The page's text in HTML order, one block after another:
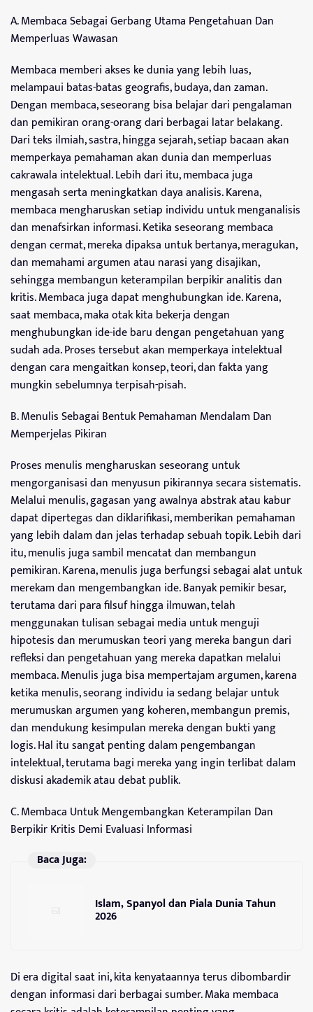
A. Membaca Sebagai Gerbang Utama Pengetahuan Dan
Memperluas Wawasan
Membaca memberi akses ke dunia yang lebih luas,
melampaui batas-batas geografis, budaya, dan zaman.
Dengan membaca, seseorang bisa belajar dari pengalaman
dan pemikiran orang-orang dari berbagai latar belakang.
Dari teks ilmiah, sastra, hingga sejarah, setiap bacaan akan
memperkaya pemahaman akan dunia dan memperluas
cakrawala intelektual. Lebih dari itu, membaca juga
mengasah serta meningkatkan daya analisis. Karena,
membaca mengharuskan setiap individu untuk menganalisis
dan menafsirkan informasi. Ketika seseorang membaca
dengan cermat, mereka dipaksa untuk bertanya, meragukan,
dan memahami argumen atau narasi yang disajikan,
sehingga membangun keterampilan berpikir analitis dan
kritis. Membaca juga dapat menghubungkan ide. Karena,
saat membaca, maka otak kita bekerja dengan
menghubungkan ide-ide baru dengan pengetahuan yang
sudah ada. Proses tersebut akan memperkaya intelektual
dengan cara mengaitkan konsep, teori, dan fakta yang
mungkin sebelumnya terpisah-pisah.
B. Menulis Sebagai Bentuk Pemahaman Mendalam Dan
Memperjelas Pikiran
Proses menulis mengharuskan seseorang untuk
mengorganisasi dan menyusun pikirannya secara sistematis.
Melalui menulis, gagasan yang awalnya abstrak atau kabur
dapat dipertegas dan diklarifikasi, memberikan pemahaman
yang lebih dalam dan jelas terhadap sebuah topik. Lebih dari
itu, menulis juga sambil mencatat dan membangun
pemikiran. Karena, menulis juga berfungsi sebagai alat untuk
merekam dan mengembangkan ide. Banyak pemikir besar,
terutama dari para filsuf hingga ilmuwan, telah
menggunakan tulisan sebagai media untuk menguji
hipotesis dan merumuskan teori yang mereka bangun dari
refleksi dan pengetahuan yang mereka dapatkan melalui
membaca. Menulis juga bisa mempertajam argumen, karena
ketika menulis, seorang individu ia sedang belajar untuk
merumuskan argumen yang koheren, membangun premis,
dan mendukung kesimpulan mereka dengan bukti yang
logis. Hal itu sangat penting dalam pengembangan
intelektual, terutama bagi mereka yang ingin terlibat dalam
diskusi akademik atau debat publik.
C. Membaca Untuk Mengembangkan Keterampilan Dan
Berpikir Kritis Demi Evaluasi Informasi
Baca Juga:
Islam, Spanyol dan Piala Dunia Tahun
2026
Di era digital saat ini, kita kenyataannya terus dibombardir
dengan informasi dari berbagai sumber. Maka membaca